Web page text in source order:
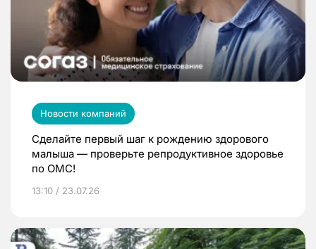
Новости компаний
Сделайте первый шаг к рождению здорового
малыша — проверьте репродуктивное здоровье
по ОМС!
13:10 / 23.07.26